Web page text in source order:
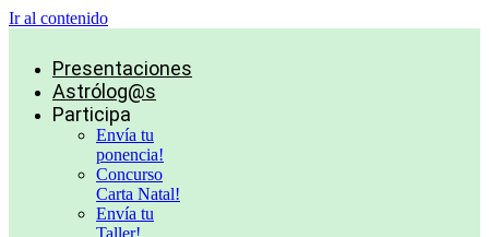
Ir al contenido
Presentaciones
Astrólog@s
Participa
Envía tu
ponencia!
Concurso
Carta Natal!
Envía tu
Taller!